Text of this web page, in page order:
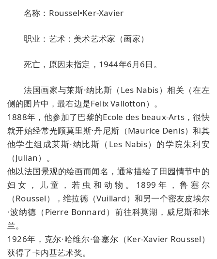
名称：Roussel•Ker-Xavier
职业：艺术：美术艺术家（画家）
死亡，原因未指定，1944年6月6日。
法国画家与莱斯·纳比斯（Les Nabis）相关（在左
侧的图片中，最右边是Felix Vallotton）。
1888年，他参加了巴黎的Ecole des beaux-Arts，很快
就开始经常光顾莫里斯·丹尼斯（Maurice Denis）和其
他学生组成莱斯·纳比斯（Les Nabis）的学院朱利安
（Julian）。
他以法国景观的绘画而闻名，通常描绘了田园情节中的
妇女，儿童，若虫和动物。1899年，鲁塞尔
（Roussel），维拉德（Vuillard）和另一个密友皮埃尔
·波纳德（Pierre Bonnard）前往科莫湖，威尼斯和米
兰。
1926年，克尔·哈维尔·鲁塞尔（Ker-Xavier Roussel）
获得了卡内基艺术奖。